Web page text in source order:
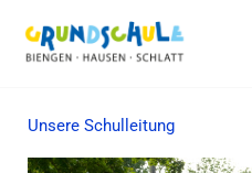
Inhalt
springen
Unsere Schulleitung